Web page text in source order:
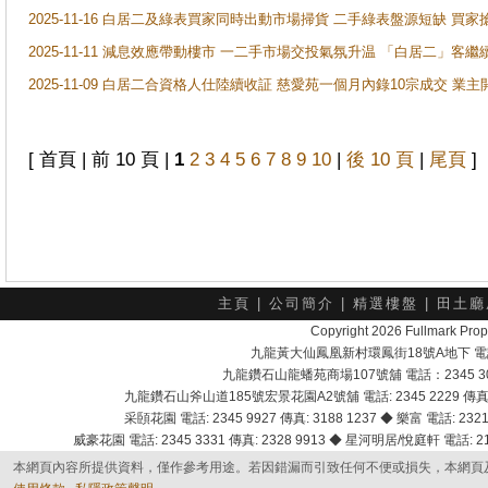
2025-11-16 白居二及綠表買家同時出動市場掃貨 二手綠表盤源短缺 買
2025-11-11 減息效應帶動樓市 一二手市場交投氣氛升温 「白居二」客
2025-11-09 白居二合資格人仕陸續收証 慈愛苑一個月內錄10宗成交 業
[ 首頁 | 前 10 頁 | 1 2 3 4 5 6 7 8 9 10 | 後 10 頁 | 尾頁 ]
主頁 公司簡介 精選樓盤 田土
Copyright 2026 Fullmark
九龍黃大仙鳳凰新村環鳳街18號A地下
九龍鑽石山龍蟠苑商場107號舖 電話：2345
九龍鑽石山斧山道185號宏景花園A2號舖 電話: 2345 2229
采頣花園 電話: 2345 9927 傳真: 3188 1237 ◆ 樂富 電話:
威豪花園 電話: 2345 3331 傳真: 2328 9913 ◆ 星河明居/悅庭軒 電話
本網頁內容所提供資料，僅作參考用途。若因錯漏而引致任何不便或損失，本網